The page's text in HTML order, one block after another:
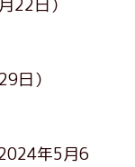
22日）
日）
2024年5月6